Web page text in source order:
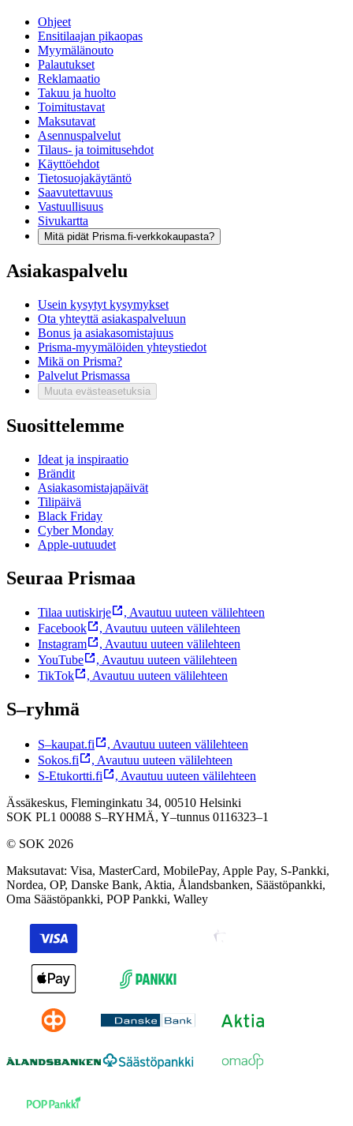
Ohjeet
Ensitilaajan pikaopas
Myymälänouto
Palautukset
Reklamaatio
Takuu ja huolto
Toimitustavat
Maksutavat
Asennuspalvelut
Tilaus- ja toimitusehdot
Käyttöehdot
Tietosuojakäytäntö
Saavutettavuus
Vastuullisuus
Sivukartta
Mitä pidät Prisma.fi-verkkokaupasta?
Asiakaspalvelu
Usein kysytyt kysymykset
Ota yhteyttä asiakaspalveluun
Bonus ja asiakasomistajuus
Prisma-myymälöiden yhteystiedot
Mikä on Prisma?
Palvelut Prismassa
Muuta evästeasetuksia
Suosittelemme
Ideat ja inspiraatio
Brändit
Asiakasomistajapäivät
Tilipäivä
Black Friday
Cyber Monday
Apple-uutuudet
Seuraa Prismaa
Tilaa uutiskirje , Avautuu uuteen välilehteen
Facebook
, Avautuu uuteen välilehteen
Instagram
, Avautuu uuteen välilehteen
YouTube
, Avautuu uuteen välilehteen
TikTok
, Avautuu uuteen välilehteen
S–ryhmä
S–kaupat.fi , Avautuu uuteen välilehteen
Sokos.fi
, Avautuu uuteen välilehteen
S-Etukortti.fi
, Avautuu uuteen välilehteen
Ässäkeskus, Fleminginkatu 34, 00510 Helsinki
SOK PL1 00088 S–RYHMÄ, Y–tunnus 0116323–1
© SOK 2026
Maksutavat: Visa, MasterCard, MobilePay, Apple Pay, S-Pankki,
Nordea, OP, Danske Bank, Aktia, Ålandsbanken, Säästöpankki,
Oma Säästöpankki, POP Pankki, Walley